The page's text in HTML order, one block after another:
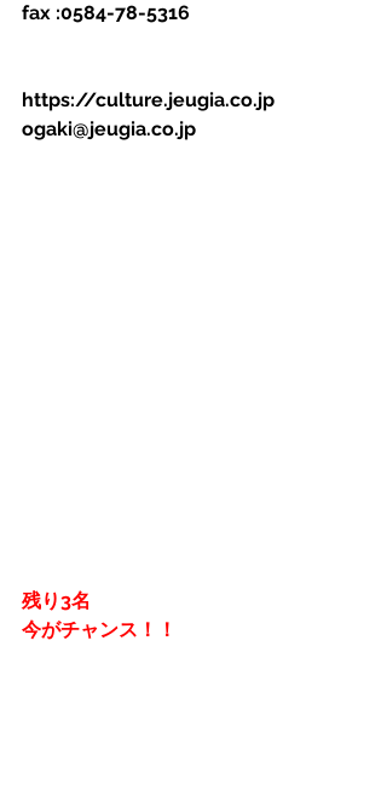
fax :0584-78-5316
https://culture.jeugia.co.jp
ogaki@jeugia.co.jp
残り3名
今がチャンス！！